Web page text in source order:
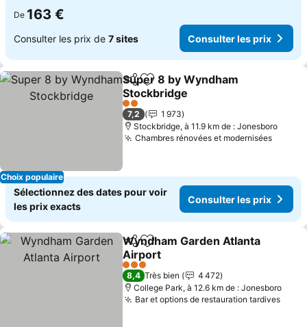
De 163 €
Consulter les prix de 7 sites Consulter les prix
Choix populaire
PartagerAjouter à mes favoris
Super 8 by Wyndham
Stockbridge
2 Étoiles
7,2
1 973
Stockbridge, à 11.9 km de : Jonesboro
Chambres rénovées et modernisées
Sélectionnez des dates pour voir
les prix exacts
Consulter les prix
PartagerAjouter à mes favoris
Wyndham Garden Atlanta
Airport
3 Étoiles
8,4 Très bien
4 472
College Park, à 12.6 km de : Jonesboro
Bar et options de restauration tardives